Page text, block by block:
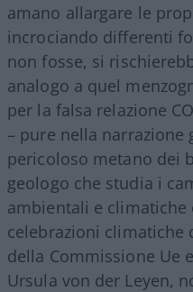
amano allargare le
incrociando differenti
non fosse, si
analogo a quel
per la falsa relazione
– pure nella narrazione
pericoloso metano dei
geologo che studia i
ambientali e
celebrazioni
della Commissione Ue
Ursula von der Leyen,